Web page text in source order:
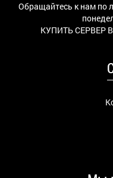
Обращайтесь к нам по
КУПИТЬ СЕРВЕР